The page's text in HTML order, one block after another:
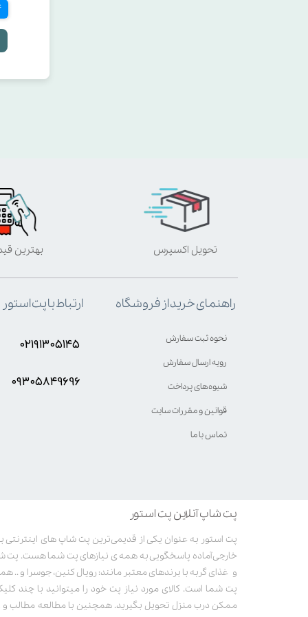
پت شاپ آنلاین پت استور
خارجی آماده پاسخگویی به همه ی نیازهای پت شما هست. پت
و غذای گربه با برندهای معتبر مانند: رویال کنین، جوسرا و ..
پت شما است. کالای مورد نیاز پت خود را میتوانید با چند
ممکن درب منزل تحویل بگیرید. همچنین با مطالعه مطالب و
تحویل اکسپرس بهترین
راهنمای خرید از فروشگاه
نحوه ثبت سفارش
رویه ارسال سفارش
شیوه‌های پرداخت
قوانین و مقررات سایت
تماس با ما
ارتباط با پت استور
۰۲۱۹۱۳۰۵۱۴۵
۰۹۳۰۵8۴9696